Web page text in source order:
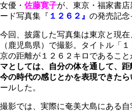
女優・ 佐藤寛子が、東京・福家書
ード写真集『 １２６２』 の発売記念
今回、披露した写真集は東京と現
（鹿児島県）で撮影。タイトル「
京の距離が１２６２キロであること
マとしては、自分の体を通して、距
今の時代の感じとかを表現できた
ールした。
撮影では、実際に奄美大島にある